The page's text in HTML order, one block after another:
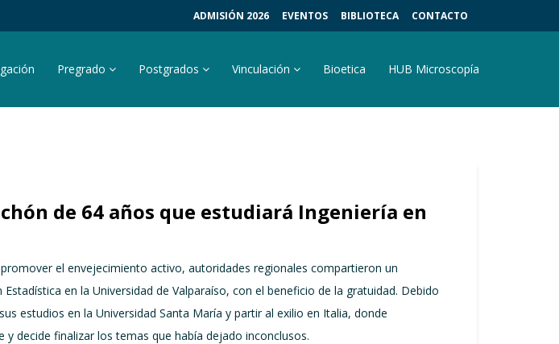
ADMISIÓN 2026 EVENTOS BIBLIOTECA CONTACTO
Pregrado Postgrados Vinculación Bioetica HUB Microscopía
de 64 años que estudiará Ingeniería en
el envejecimiento activo, autoridades regionales compartieron un
en la Universidad de Valparaíso, con el beneficio de la gratuidad. Debido
estudios en la Universidad Santa María y partir al exilio en Italia, donde
decide finalizar los temas que había dejado inconclusos.